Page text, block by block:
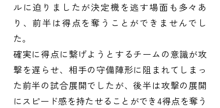
ルに迫りましたが決定機を逃す場面も多々あ
り、前半は得点を奪うことができませんでし
た。
確実に得点に繋げようとするチームの意識が攻
撃を遅らせ、相手の守備陣形に阻まれてしまっ
た前半の試合展開でしたが、後半は攻撃の展開
にスピード感を持たせることができ4得点を奪う